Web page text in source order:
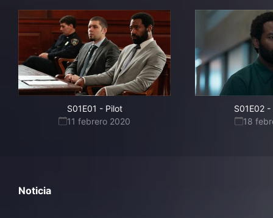
S01E01 - Pilot
11 febrero 2020
S01E02-
18
Noticia